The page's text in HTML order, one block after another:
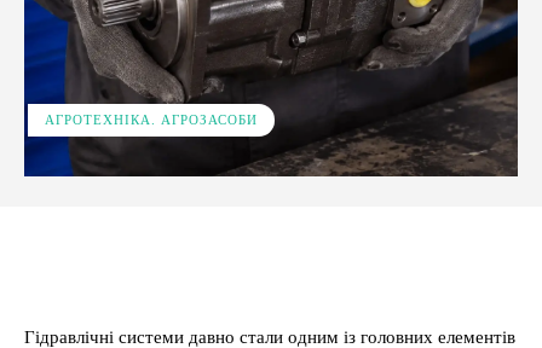
АГРОТЕХНІКА. АГРОЗАСОБИ
Гідравлічні системи давно стали одним із головних елементів